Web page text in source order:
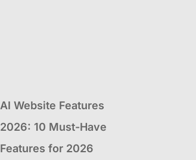
AI Website Features
2026: 10 Must-Have
Features for 2026